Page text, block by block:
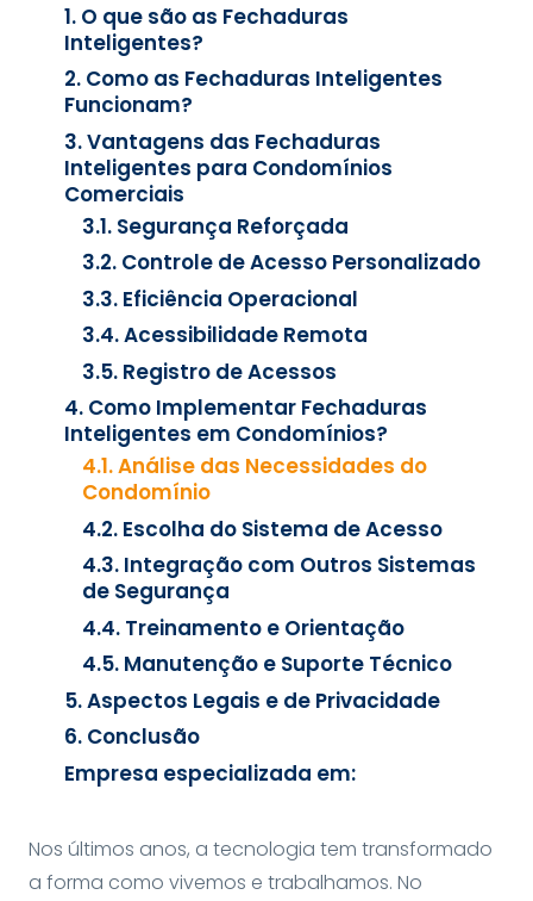
1. O que são as Fechaduras
Inteligentes?
2. Como as Fechaduras Inteligentes
Funcionam?
3. Vantagens das Fechaduras
Inteligentes para Condomínios
Comerciais
3.1. Segurança Reforçada
3.2. Controle de Acesso Personalizado
3.3. Eficiência Operacional
3.4. Acessibilidade Remota
3.5. Registro de Acessos
4. Como Implementar Fechaduras
Inteligentes em Condomínios?
4.1. Análise das Necessidades do
Condomínio
4.2. Escolha do Sistema de Acesso
4.3. Integração com Outros Sistemas
de Segurança
4.4. Treinamento e Orientação
4.5. Manutenção e Suporte Técnico
5. Aspectos Legais e de Privacidade
6. Conclusão
Empresa especializada em:
Nos últimos anos, a tecnologia tem transformado
a forma como vivemos e trabalhamos. No